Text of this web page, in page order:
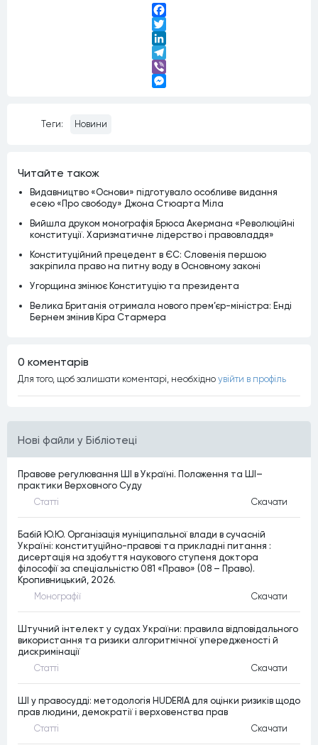
Нові файли у Бібліотеці
Правове регулювання ШІ в Україні. Положення та ШІ–
практики Верховного Суду
Статтi Скачати
Бабій Ю.Ю. Організація муніципальної влади в сучасній
Україні: конституційно-правові та прикладні питання :
дисертація на здобуття наукового ступеня доктора
філософії за спеціальністю 081 «Право» (08 – Право).
Кропивницький, 2026.
Монографiї Скачати
Штучний інтелект у судах України: правила відповідального
використання та ризики алгоритмічної упередженості й
дискримінації
Статтi Скачати
ШІ у правосудді: методологія HUDERIA для оцінки ризиків щодо
прав людини, демократії і верховенства прав
Статтi Скачати
Facebook
Twitter
LinkedIn
Telegram
Viber
Теги: Новини
Читайте також
Видавництво «Основи» підготувало особливе видання
есею «Про свободу» Джона Стюарта Міла
Вийшла друком монографія Брюса Акермана «Революційні
конституції. Харизматичне лідерство і правовладдя»
Конституційний прецедент в ЄС: Словенія першою
закріпила право на питну воду в Основному законі
Угорщина змінює Конституцію та президента
Велика Британія отримала нового прем’єр-міністра: Енді
Бернем змінив Кіра Стармера
0 коментарiв
Для того, щоб залишати коментарi, необхiдно увiйти в профiль